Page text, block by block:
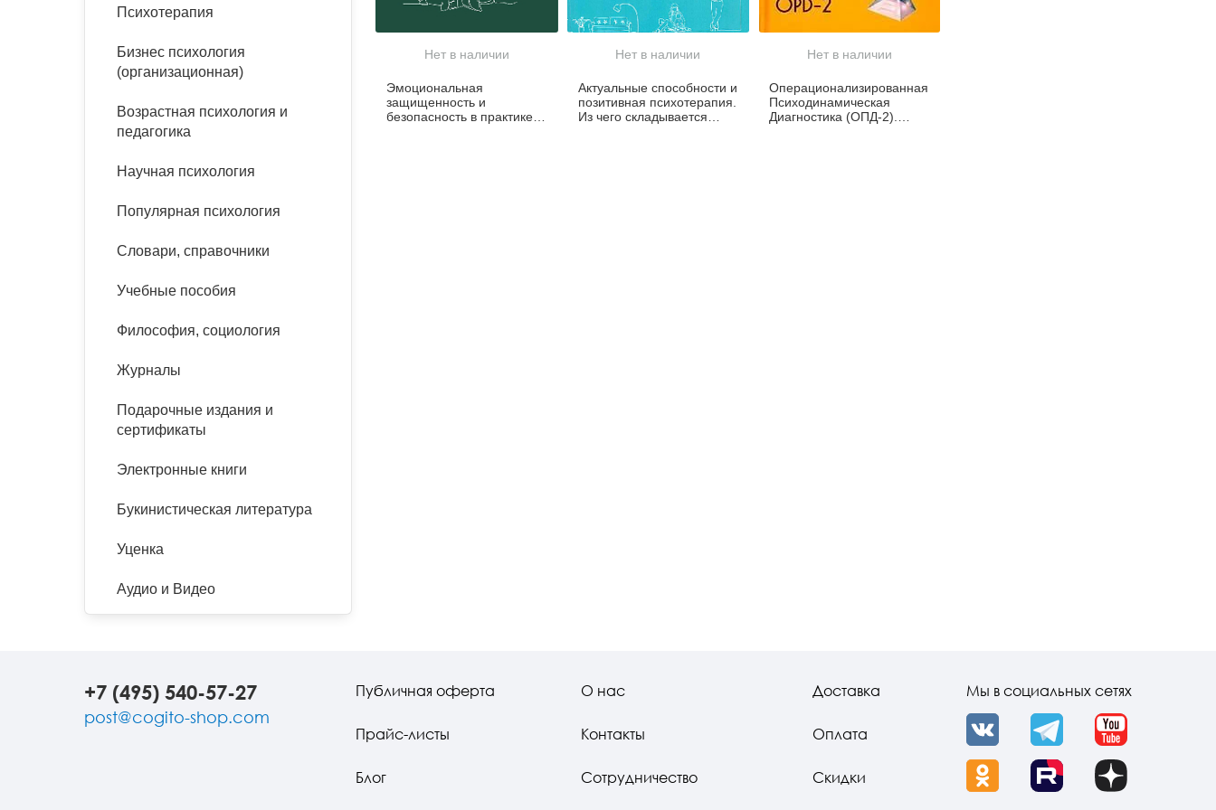
панические атаки
Психодрама
Сказкотерапия
психотерапии
Классический, эриксоновский
эргономика
Социальная психология
Психология развития
организационная психология
психоанализ
Психотерапия
Бизнес психология
(организационная)
Возрастная психология и
педагогика
Научная психология
Популярная психология
Словари, справочники
Учебные пособия
Философия, социология
Журналы
Подарочные издания и
сертификаты
Электронные книги
Букинистическая литература
Уценка
Аудио и Видео
Нет в наличии
Эмоциональная
защищенность и
безопасность в практике
Нет в наличии
Актуальные способности и
позитивная психотерапия.
Из чего складывается
Нет в наличии
Операционализированная
Психодинамическая
Диагностика (ОПД-2).
+7 (495) 540-57-27
post@cogito-shop.com
Публичная оферта
Прайс-листы
Блог
О нас
Контакты
Сотрудничество
Доставка
Оплата
Скидки
Мы в социальных сетях
VK Telegram YouTube
OK Rutube Dzen